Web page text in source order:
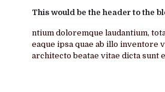
This would be the header to the
ntium doloremque laudantium,
eaque ipsa quae ab illo inventore
architecto beatae vitae dicta sunt